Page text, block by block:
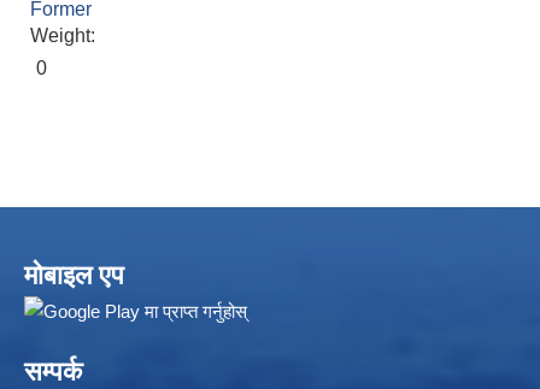
Former
Weight:
0
मोबाइल एप
सम्पर्क